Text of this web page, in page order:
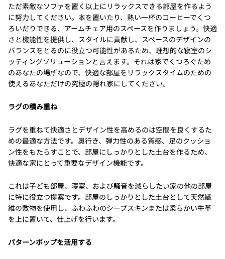
ただ素敵なソファを置く以上にリラックスできる部屋を作るよう
に努力してください。本を置いたり、熱い一杯のコーヒーでくつ
ろいだりできる、アームチェア用のスペースを作りましょう。快適
さと機能性を提供し、スタイルに貢献し、スペースのデザインの
バランスをとるのに役立つ可能性があるため、理想的な寝室のシ
ッティングソリューションと言えます。それは家でくつろぐため
のあなたの場所なので、快適な部屋をリラックスタイムのための
使えるあなただけの究極の隠れ家にしてください。
ラグの積み重ね
ラグを重ねて快適さとデザイン性を高めるのは空間を良くするた
めの最適な方法です。奥行き、弾力性のある質感、足のクッショ
ン性をもたらすことで、部屋にしっかりとした土台を作るため、
快適な家にとって重要なデザイン機能です。
これは子ども部屋、寝室、および騒音を減らしたい家の他の部屋
に特に役立つ提案です。部屋のしっかりとした土台として天然繊
維の敷物を使用し、ふわふわのシープスキンまたは柔らかい牛革
を上に置いて、仕上げを行います。
パターンポップを活用する